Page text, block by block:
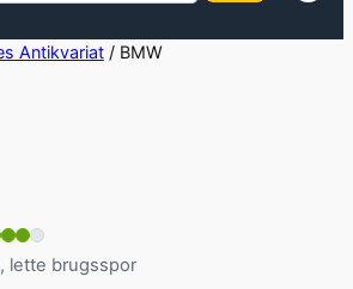
Antikvariat/ BMW
lette brugsspor